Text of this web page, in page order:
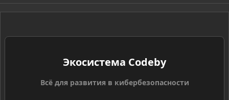
S
Экосистема Codeby
Всё для развития в кибербезопасности